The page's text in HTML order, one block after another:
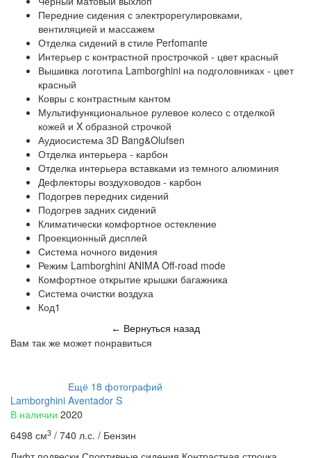
Передние сидения с электрорегулировками,
вентиляцией и массажем
⁠Отделка сидений в стиле Perfomante
⁠Интерьер с контрастной прострочкой - цвет красный
⁠Вышивка логотипа Lamborghini на подголовниках - цвет
красный
Ковры с контрастным кантом
Мультифункциональное рулевое колесо с отделкой
кожей и X образной строчкой
Аудиосистема 3D Bang&Olufsen
Отделка интерьера - карбон
Отделка интерьера вставками из темного алюминия
Дефлекторы воздуховодов - карбон
Подогрев передних сидений
Подогрев задних сидений
Климатически комфортное остекление
Проекционный дисплей
Система ночного видения
Режим Lamborghini ANIMA Off-road mode
Комфортное открытие крышки багажника
Система очистки воздуха
Код1
← Вернуться назад
Вам так же может понравиться
Ещё 18 фотографий
Lamborghini Aventador S
В наличии 2020
6498 см3 / 740 л.с. / Бензин